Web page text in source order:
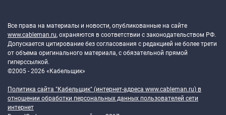
Все права на материалы и новости, опубликованные на сайте
www.cableman.ru, охраняются в соответствии с законодательством РФ.
Допускается цитирование без согласования с редакцией не более трети
от объема оригинального материала, с обязательной прямой
гиперссылкой.
©2005 - 2026 «Кабельщик»
Политика сайта "Кабельщик" (интернет-адреса www.cableman.ru) в
отношении обработки персональных данных пользователей сети
интернет